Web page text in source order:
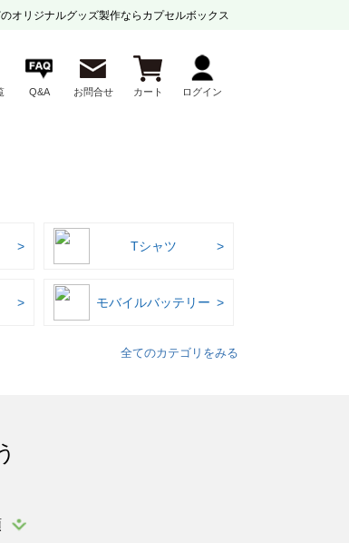
オリジナルグッズ製作ならカプセルボックス
Q&A お問合せ カート ログイン
Tシャツ
モバイルバッテリー
全てのカテゴリをみる